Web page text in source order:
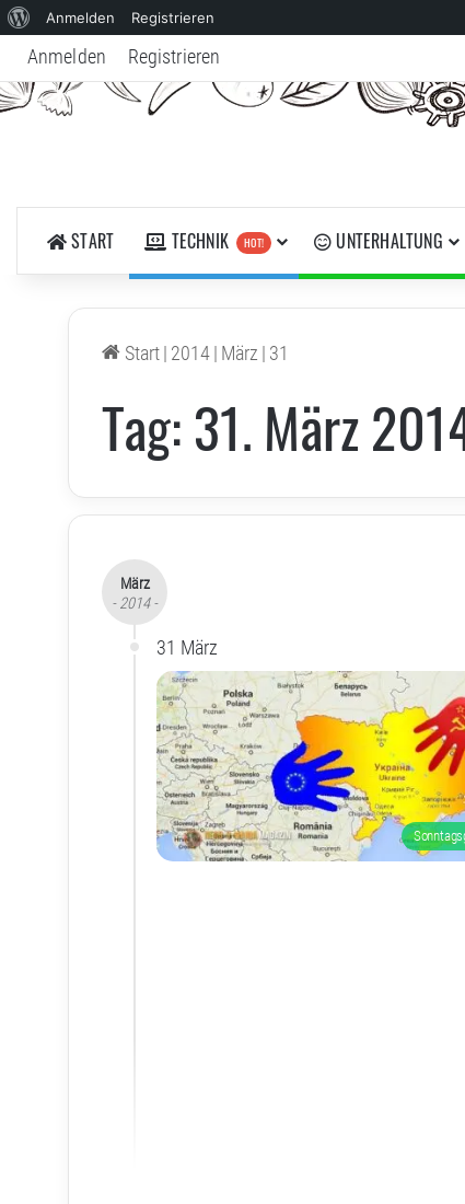
Über
WordPress
Anmelden Registrieren
Anmelden Registrieren
START TECHNIK HOT! UNTERHALTUNG
Start| 2014| März | 31
Tag:31. März
März
- 2014 -
31 März